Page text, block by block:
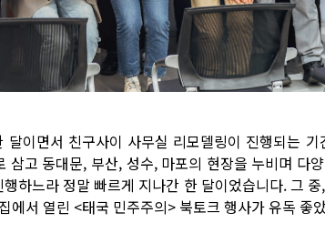
이면서 친구사이 사무실 리모델링이 진행되는 기
고 동대문, 부산, 성수, 마포의 현장을 누비며 다
하느라 정말 빠르게 지나간 한 달이었습니다. 그
에서 열린 <태국 민주주의> 북토크 행사가 유독 좋